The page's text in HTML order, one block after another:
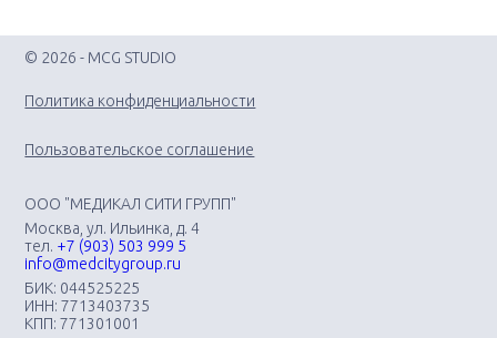
© 2026 - MCG STUDIO
Политика конфиденциальности
Пользовательское соглашение
ООО "МЕДИКАЛ СИТИ ГРУПП"
Москва, ул. Ильинка, д. 4
тел. +7 (903) 503 999 5
info@medcitygroup.ru
БИК: 044525225
ИНН: 7713403735
КПП: 771301001